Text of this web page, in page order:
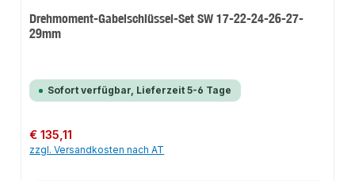
Drehmoment-Gabelschlüssel-Set SW 17-22-24-26-27-
29mm
Sofort verfügbar, Lieferzeit 5-6 Tage
Regulärer Preis:
€ 135,11
zzgl. Versandkosten nach AT